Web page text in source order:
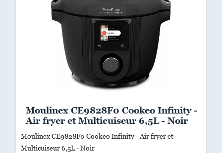
Moulinex CE9828F0 Cookeo Infinity -
Air fryer et Multicuiseur 6,5L - Noir
Moulinex CE9828F0 Cookeo Infinity - Air fryer et
Multicuiseur 6,5L - Noir